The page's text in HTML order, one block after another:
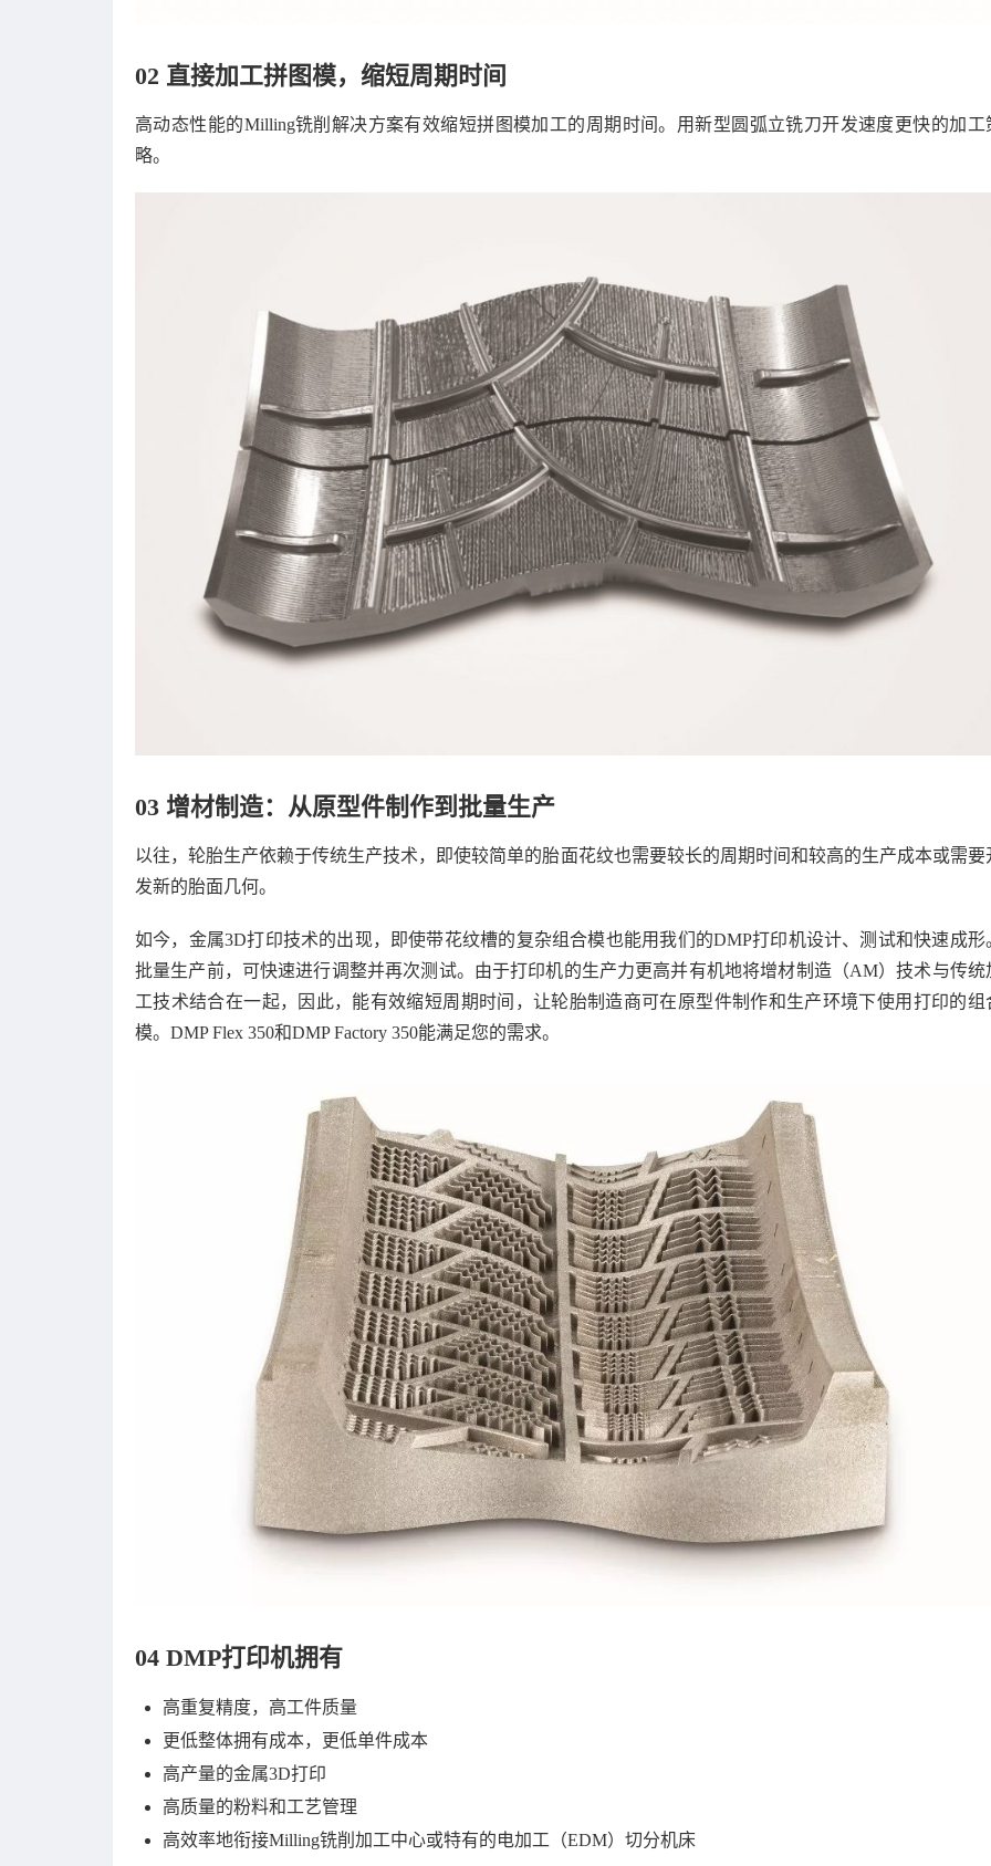
02 直接加工拼图模，缩短周期时间
高动态性能的Milling铣削解决方案有效缩短拼图模加工的周期时间。用新型圆弧立铣刀开发速度更快的加工
略。
03 增材制造：从原型件制作到批量生产
以往，轮胎生产依赖于传统生产技术，即使较简单的胎面花纹也需要较长的周期时间和较高的生产成本或需要
发新的胎面几何。
如今，金属3D打印技术的出现，即使带花纹槽的复杂组合模也能用我们的DMP打印机设计、测试和快速成形
批量生产前，可快速进行调整并再次测试。由于打印机的生产力更高并有机地将增材制造（AM）技术与传统
工技术结合在一起，因此，能有效缩短周期时间，让轮胎制造商可在原型件制作和生产环境下使用打印的组
模。DMP Flex 350和DMP Factory 350能满足您的需求。
04 DMP打印机拥有
高重复精度，高工件质量
更低整体拥有成本，更低单件成本
高产量的金属3D打印
高质量的粉料和工艺管理
高效率地衔接Milling铣削加工中心或特有的电加工（EDM）切分机床